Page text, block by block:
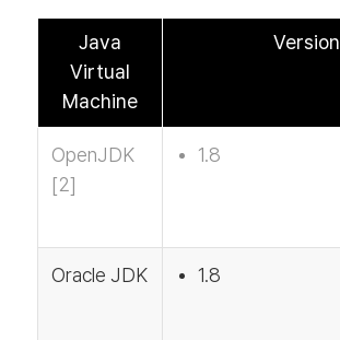
Java
Virtual
Machine
Version
OpenJDK
[2]
1.8
Oracle JDK 1.8